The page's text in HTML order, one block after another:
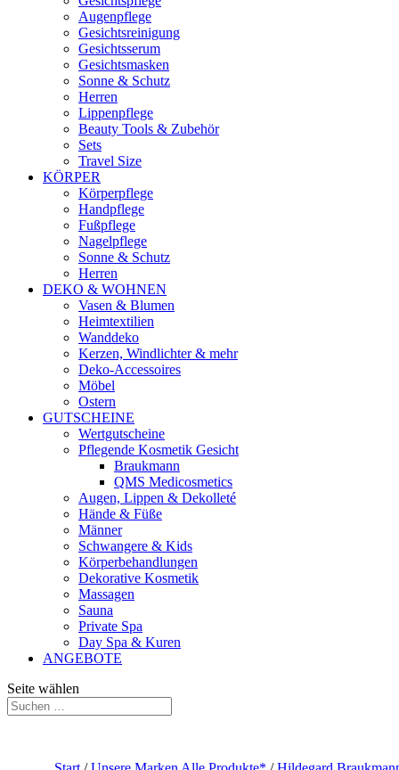
Augenpflege
Gesichtsreinigung
Gesichtsserum
Gesichtsmasken
Sonne & Schutz
Herren
Lippenpflege
Beauty Tools & Zubehör
Sets
Travel Size
KÖRPER
Körperpflege
Handpflege
Fußpflege
Nagelpflege
Sonne & Schutz
Herren
DEKO & WOHNEN
Vasen & Blumen
Heimtextilien
Wanddeko
Kerzen, Windlichter & mehr
Deko-Accessoires
Möbel
Ostern
GUTSCHEINE
Wertgutscheine
Pflegende Kosmetik Gesicht
Braukmann
QMS Medicosmetics
Augen, Lippen & Dekolleté
Hände & Füße
Männer
Schwangere & Kids
Körperbehandlungen
Dekorative Kosmetik
Massagen
Sauna
Private Spa
Day Spa & Kuren
ANGEBOTE
Seite wählen